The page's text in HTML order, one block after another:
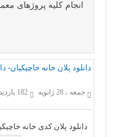
انجام کلیه پروژهای
دانلود پلان خانه خاچیکیان-
جمعه ، 28 ژانویه 182 بازدید
دانلود پلان کدی خانه